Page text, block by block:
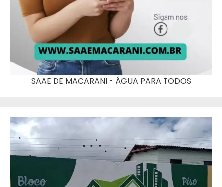
SAAE DE MACARANI - ÁGUA PARA TODOS